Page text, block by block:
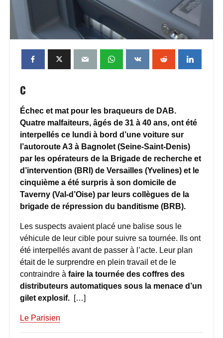
c
Échec et mat pour les braqueurs de DAB.
Quatre malfaiteurs, âgés de 31 à 40 ans, ont été
interpellés ce lundi à bord d’une voiture sur
l’autoroute A3 à Bagnolet (Seine-Saint-Denis)
par les opérateurs de la Brigade de recherche et
d’intervention (BRI) de Versailles (Yvelines) et le
cinquième a été surpris à son domicile de
Taverny (Val-d’Oise) par leurs collègues de la
brigade de répression du banditisme (BRB).
Les suspects avaient placé une balise sous le
véhicule de leur cible pour suivre sa tournée. Ils ont
été interpellés avant de passer à l’acte. Leur plan
était de le surprendre en plein travail et de le
contraindre à faire la tournée des coffres des
distributeurs automatiques sous la menace d’un
gilet explosif. […]
Le Parisien